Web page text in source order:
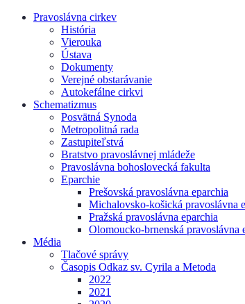
Pravoslávna cirkev
História
Vierouka
Ústava
Dokumenty
Verejné obstarávanie
Autokefálne cirkvi
Schematizmus
Posvätná Synoda
Metropolitná rada
Zastupiteľstvá
Bratstvo pravoslávnej mládeže
Pravoslávna bohoslovecká fakulta
Eparchie
Prešovská pravoslávna eparchia
Michalovsko-košická pravoslávna
Pražská pravoslávna eparchia
Olomoucko-brnenská pravoslávna
Média
Tlačové správy
Časopis Odkaz sv. Cyrila a Metoda
2022
2021